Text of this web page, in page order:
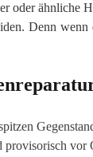
oder ähnliche
Denn
vor